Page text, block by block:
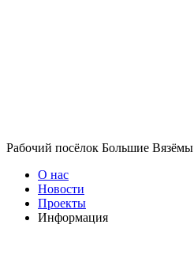
Рабочий посёлок Большие Вязёмы
О нас
Новости
Проекты
Информация